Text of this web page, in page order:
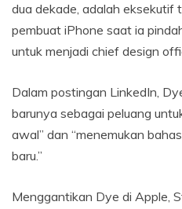
dua dekade, adalah eksekutif
pembuat iPhone saat ia
untuk menjadi chief design
Dalam postingan LinkedIn,
barunya sebagai peluang
awal” dan “menemukan
baru.”
Menggantikan Dye di Apple,